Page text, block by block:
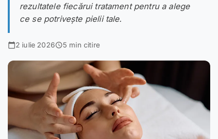
RO | EN
rezultatele fiecărui tratament pentru a alege
ce se potrivește pielii tale.
calendar_today2 iulie 2026schedule5 min citire